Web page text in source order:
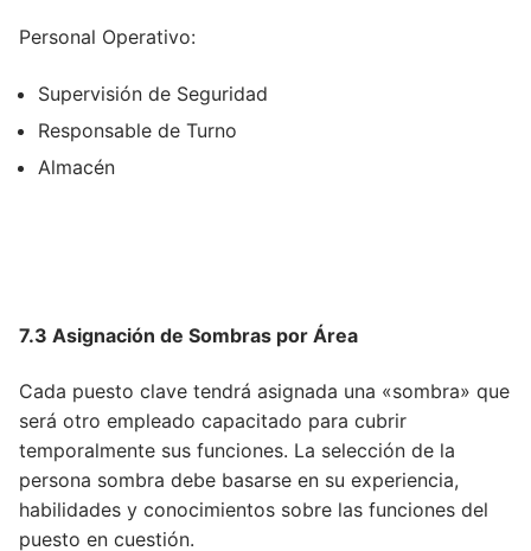
Personal Operativo:
Supervisión de Seguridad
Responsable de Turno
Almacén
7.3 Asignación de Sombras por Área
Cada puesto clave tendrá asignada una «sombra» que
será otro empleado capacitado para cubrir
temporalmente sus funciones. La selección de la
persona sombra debe basarse en su experiencia,
habilidades y conocimientos sobre las funciones del
puesto en cuestión.